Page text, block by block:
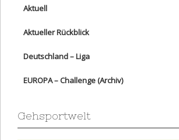
Aktuell
Aktueller Rückblick
Deutschland – Liga
EUROPA – Challenge (Archiv)
Gehsportwelt